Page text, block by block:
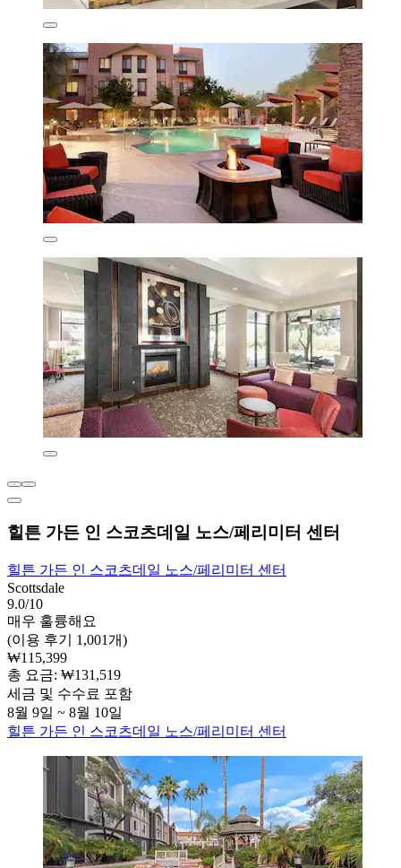
힐튼 가든 인 스코츠데일 노스/페리미터 센터
힐튼 가든 인 스코츠데일 노스/페리미터 센터
Scottsdale
9.0/10
매우 훌륭해요
(이용 후기 1,001개)
₩115,399
총 요금: ₩131,519
세금 및 수수료 포함
8월 9일 ~ 8월 10일
힐튼 가든 인 스코츠데일 노스/페리미터 센터